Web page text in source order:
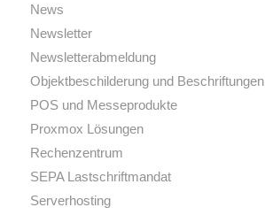
News
Newsletter
Newsletterabmeldung
Objektbeschilderung und Beschriftungen
POS und Messeprodukte
Proxmox Lösungen
Rechenzentrum
SEPA Lastschriftmandat
Serverhosting